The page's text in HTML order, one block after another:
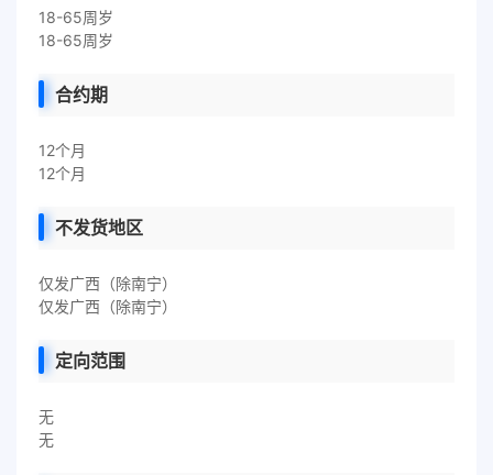
18-65周岁
18-65周岁
合约期
12个月
12个月
不发货地区
仅发广西（除南宁）
仅发广西（除南宁）
定向范围
无
无